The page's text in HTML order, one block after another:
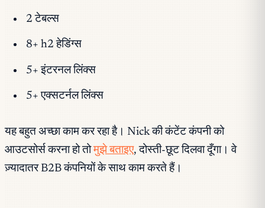
2 टेबल्स
8+ h2 हेडिंग्स
5+ इंटरनल लिंक्स
5+ एक्सटर्नल लिंक्स
यह बहुत अच्छा काम कर रहा है। Nick की कंटेंट कंपनी को
आउटसोर्स करना हो तोमुझे बताइए, दोस्ती-छूट दिलवा दूँगा। वे
ज़्यादातर B2B कंपनियों के साथ काम करते हैं।